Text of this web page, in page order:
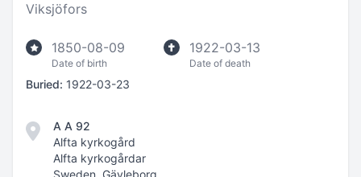
Viksjöfors
1850-08-09
Date of birth
1922-03-13
Date of death
Buried: 1922-03-23
A A 92
Alfta kyrkogård
Alfta kyrkogårdar
Sweden, Gävleborg